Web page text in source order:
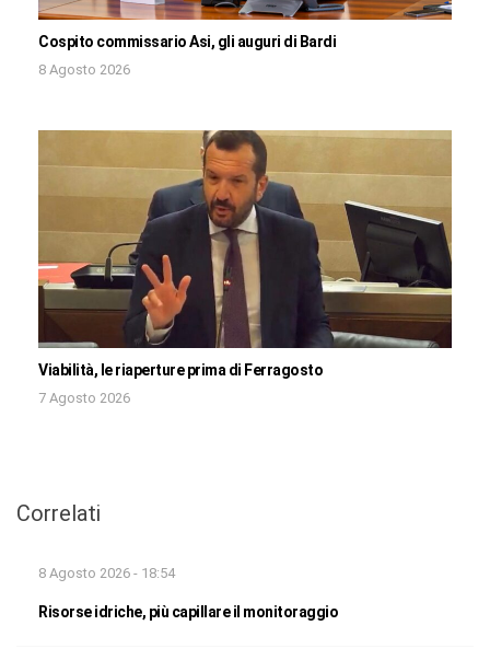
Cospito commissario Asi, gli auguri di Bardi
8 Agosto 2026
Viabilità, le riaperture prima di Ferragosto
7 Agosto 2026
Correlati
8 Agosto 2026 - 18:54
Risorse idriche, più capillare il monitoraggio